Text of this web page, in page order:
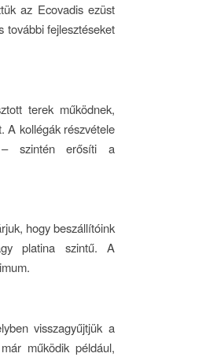
az Ecovadis ezüst
további fejlesztéseket
terek működnek,
A kollégák részvétele
– szintén erősíti a
hogy beszállítóink
platina szintű. A
visszagyűjtjük a
működik például,